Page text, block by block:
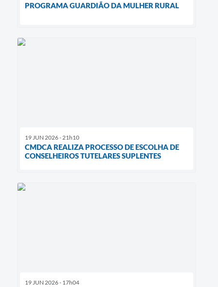
PROGRAMA GUARDIÃO DA MULHER RURAL
19 JUN 2026 - 21h10
CMDCA REALIZA PROCESSO DE ESCOLHA DE
CONSELHEIROS TUTELARES SUPLENTES
19 JUN 2026 - 17h04